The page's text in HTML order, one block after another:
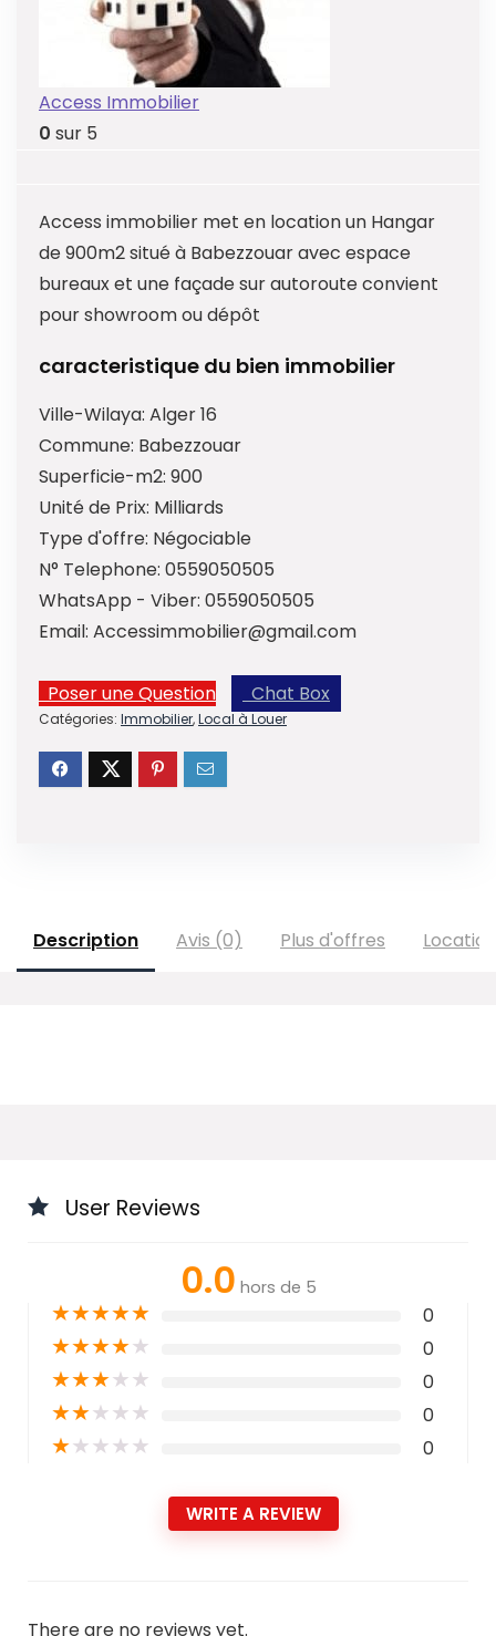
Access Immobilier
0 sur 5
Access immobilier met en location un Hangar
de 900m2 situé à Babezzouar avec espace
bureaux et une façade sur autoroute convient
pour showroom ou dépôt
caracteristique du bien immobilier
Ville-Wilaya: Alger 16
Commune: Babezzouar
Superficie-m2: 900
Unité de Prix: Milliards
Type d'offre: Négociable
N° Telephone: 0559050505
WhatsApp - Viber: 0559050505
Email: Accessimmobilier@gmail.com
Poser une Question Chat Box
Catégories: Immobilier,Local à Louer
Description Avis (0) Plus d'offres Location
User Reviews
0.0 hors de 5
★★★★★ 0
★★★★★ 0
★★★★★ 0
★★★★★ 0
★★★★★ 0
WRITE A REVIEW
There are no reviews yet.